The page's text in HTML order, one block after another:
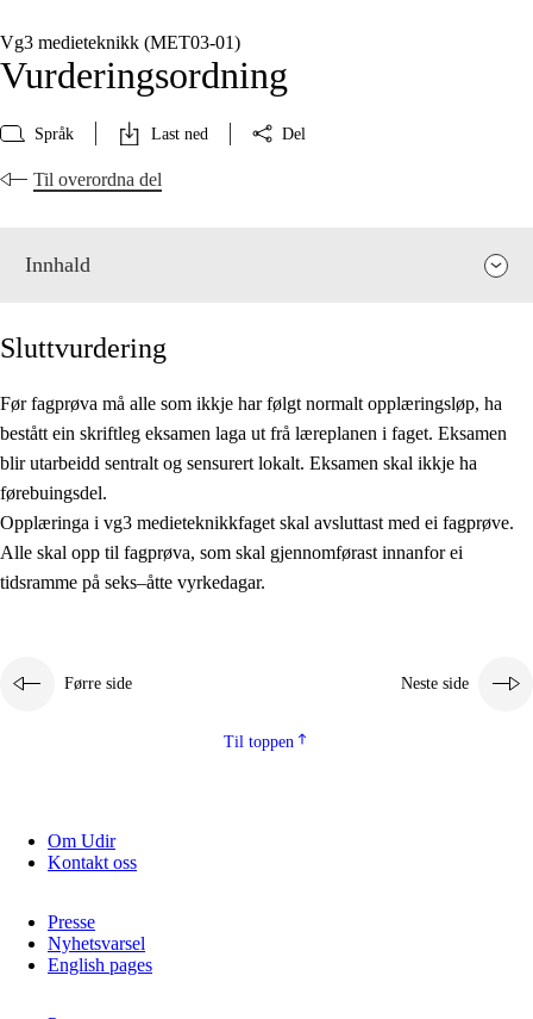
Vg3 medieteknikk (MET03‑01)
Vurderingsordning
Språk Last ned Del
Til overordna del
Innhald
Fagrelevans og sentrale verdiar
Kjerneelement
Tverrfaglege tema
Grunnleggjande ferdigheiter
Sluttvurdering
Før fagprøva må alle som ikkje har følgt normalt opplæringsløp, ha
bestått ein skriftleg eksamen laga ut frå læreplanen i faget. Eksamen
blir utarbeidd sentralt og sensurert lokalt. Eksamen skal ikkje ha
førebuingsdel.
Opplæringa i vg3 medieteknikkfaget skal avsluttast med ei fagprøve.
Alle skal opp til fagprøva, som skal gjennomførast innanfor ei
tidsramme på seks–åtte vyrkedagar.
Førre side Neste side
Til toppen
Om Udir
Kontakt oss
Presse
Nyhetsvarsel
English pages